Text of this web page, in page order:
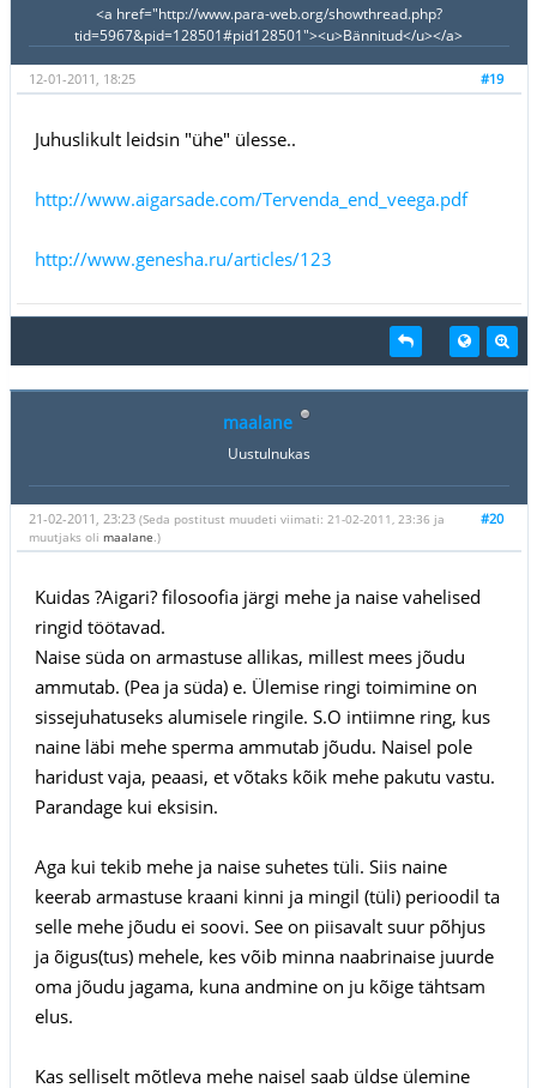
<a href="http://www.para-web.org/showthread.php?
tid=5967&pid=128501#pid128501"><u>Bännitud</u></a>
#19
12-01-2011, 18:25
Juhuslikult leidsin "ühe" ülesse..
http://www.aigarsade.com/Tervenda_end_veega.pdf
http://www.genesha.ru/articles/123
maalane
Uustulnukas
#20
21-02-2011, 23:23 (Seda postitust muudeti viimati: 21-02-2011, 23:36 ja
muutjaks oli maalane .)
Kuidas ?Aigari? filosoofia järgi mehe ja naise vahelised
ringid töötavad.
Naise süda on armastuse allikas, millest mees jõudu
ammutab. (Pea ja süda) e. Ülemise ringi toimimine on
sissejuhatuseks alumisele ringile. S.O intiimne ring, kus
naine läbi mehe sperma ammutab jõudu. Naisel pole
haridust vaja, peaasi, et võtaks kõik mehe pakutu vastu.
Parandage kui eksisin.
Aga kui tekib mehe ja naise suhetes tüli. Siis naine
keerab armastuse kraani kinni ja mingil (tüli) perioodil ta
selle mehe jõudu ei soovi. See on piisavalt suur põhjus
ja õigus(tus) mehele, kes võib minna naabrinaise juurde
oma jõudu jagama, kuna andmine on ju kõige tähtsam
elus.
Kas selliselt mõtleva mehe naisel saab üldse ülemine